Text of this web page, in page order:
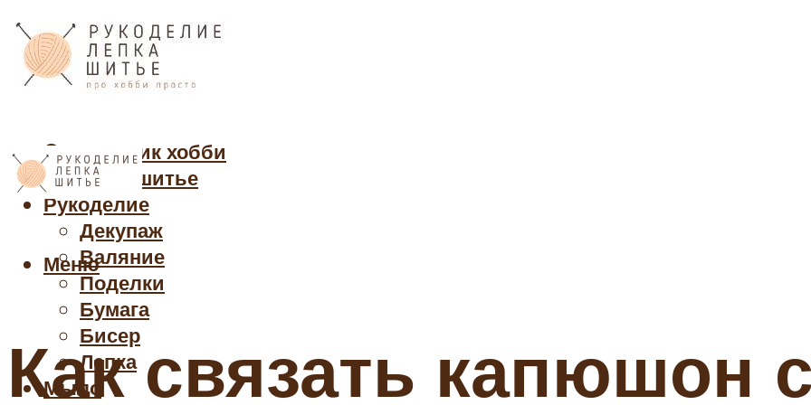
Cправочник хобби
Кройка и шитье
Рукоделие
Декупаж
Валяние
Поделки
Бумага
Бисер
Лепка
Мыло
Меню
Как связать капюшон